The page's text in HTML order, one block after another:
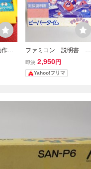
確
ファミコン 説明書 ピ
ーパータイム
即決 2,950円
Yahoo!フリマ